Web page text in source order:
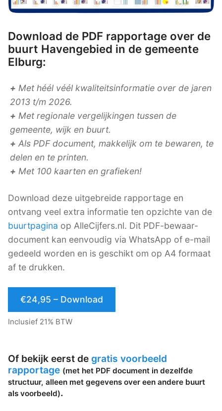
Download de PDF rapportage over de
buurt Havengebied in de gemeente
Elburg:
+ Met héél véél kwaliteitsinformatie over de jaren
2013 t/m 2026.
+ Met regionale vergelijkingen tussen de
gemeente, wijk en buurt.
+ Als PDF document, makkelijk om te bewaren, te
delen en te printen.
+ Met 100 kaarten en grafieken!
Download deze uitgebreide rapportage en
ontvang veel extra informatie ten opzichte van de
buurtpagina op AlleCijfers.nl. Dit PDF-bewaar-
document kan eenvoudig via WhatsApp of e-mail
gedeeld worden en is geschikt om op A4 formaat
af te drukken.
€24,95 – Download
Inclusief 21% BTW
Of bekijk eerst de gratis voorbeeld
rapportage (met het PDF document in dezelfde
structuur, alleen met gegevens over een andere buurt
als voorbeeld).